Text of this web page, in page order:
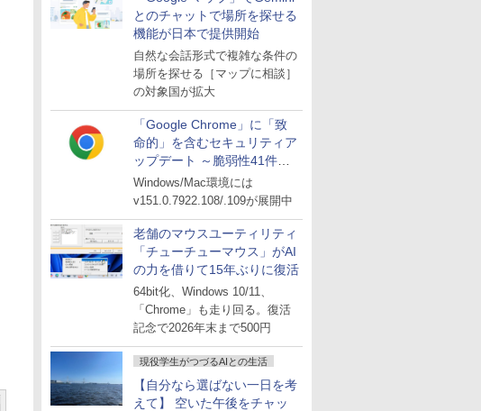
とのチャットで場所を探せる
機能が日本で提供開始
自然な会話形式で複雑な条件の
場所を探せる［マップに相談］
の対象国が拡大
「Google Chrome」に「致
命的」を含むセキュリティア
ップデート ～脆弱性41件に
対処
Windows/Mac環境には
v151.0.7922.108/.109が展開中
老舗のマウスユーティリティ
「チューチューマウス」がAI
の力を借りて15年ぶりに復活
64bit化、Windows 10/11、
「Chrome」も走り回る。復活
記念で2026年末まで500円
現役学生がつづるAIとの生活
【自分なら選ばない一日を考
えて】 空いた午後をチャッ